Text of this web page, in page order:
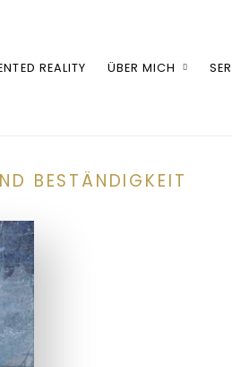
REALITY ÜBER MICH
BESTÄNDIGKEIT